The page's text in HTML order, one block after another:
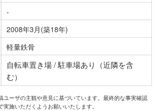
-
2008年3月(築18年)
軽量鉄骨
自転車置き場 / 駐車場あり（近隣を含
む）
ユーザの主観や意見に基づいています。最終的な事実確認
施いただくようお願いいたします。